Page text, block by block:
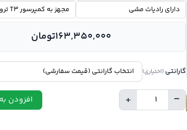
دارای رادیات مشی
مجهز به کمپرسور T3 تروپیکال
163,350,000تومان
گارانتی (اختیاری)
−
تعداد + افزودن